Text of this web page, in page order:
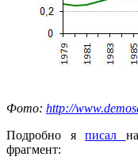
Фото: http://
Подробно яписал
фрагмент: